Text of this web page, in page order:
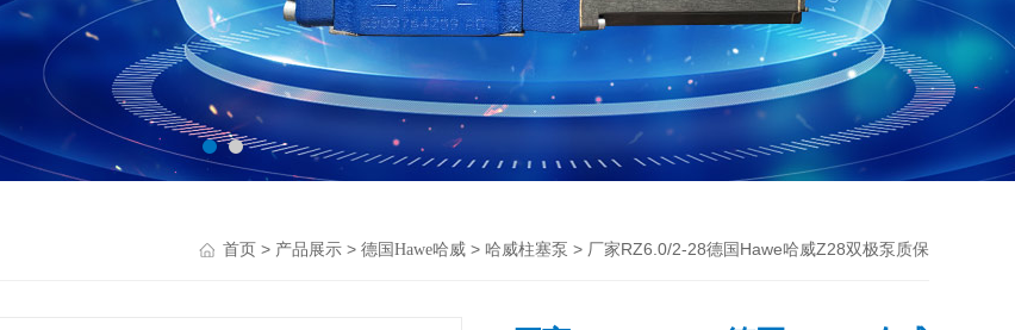
首页 > 产品展示 > 德国Hawe哈威 > 哈威柱塞泵 > 厂家RZ6.0/2-28德国Hawe哈威Z28双极泵质保